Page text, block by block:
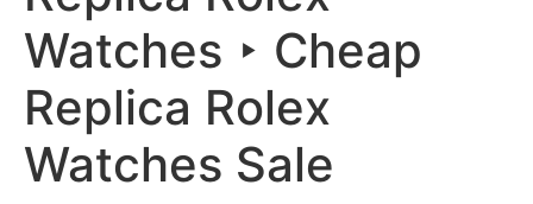
Watches ‣ Cheap
Replica Rolex
Watches Sale